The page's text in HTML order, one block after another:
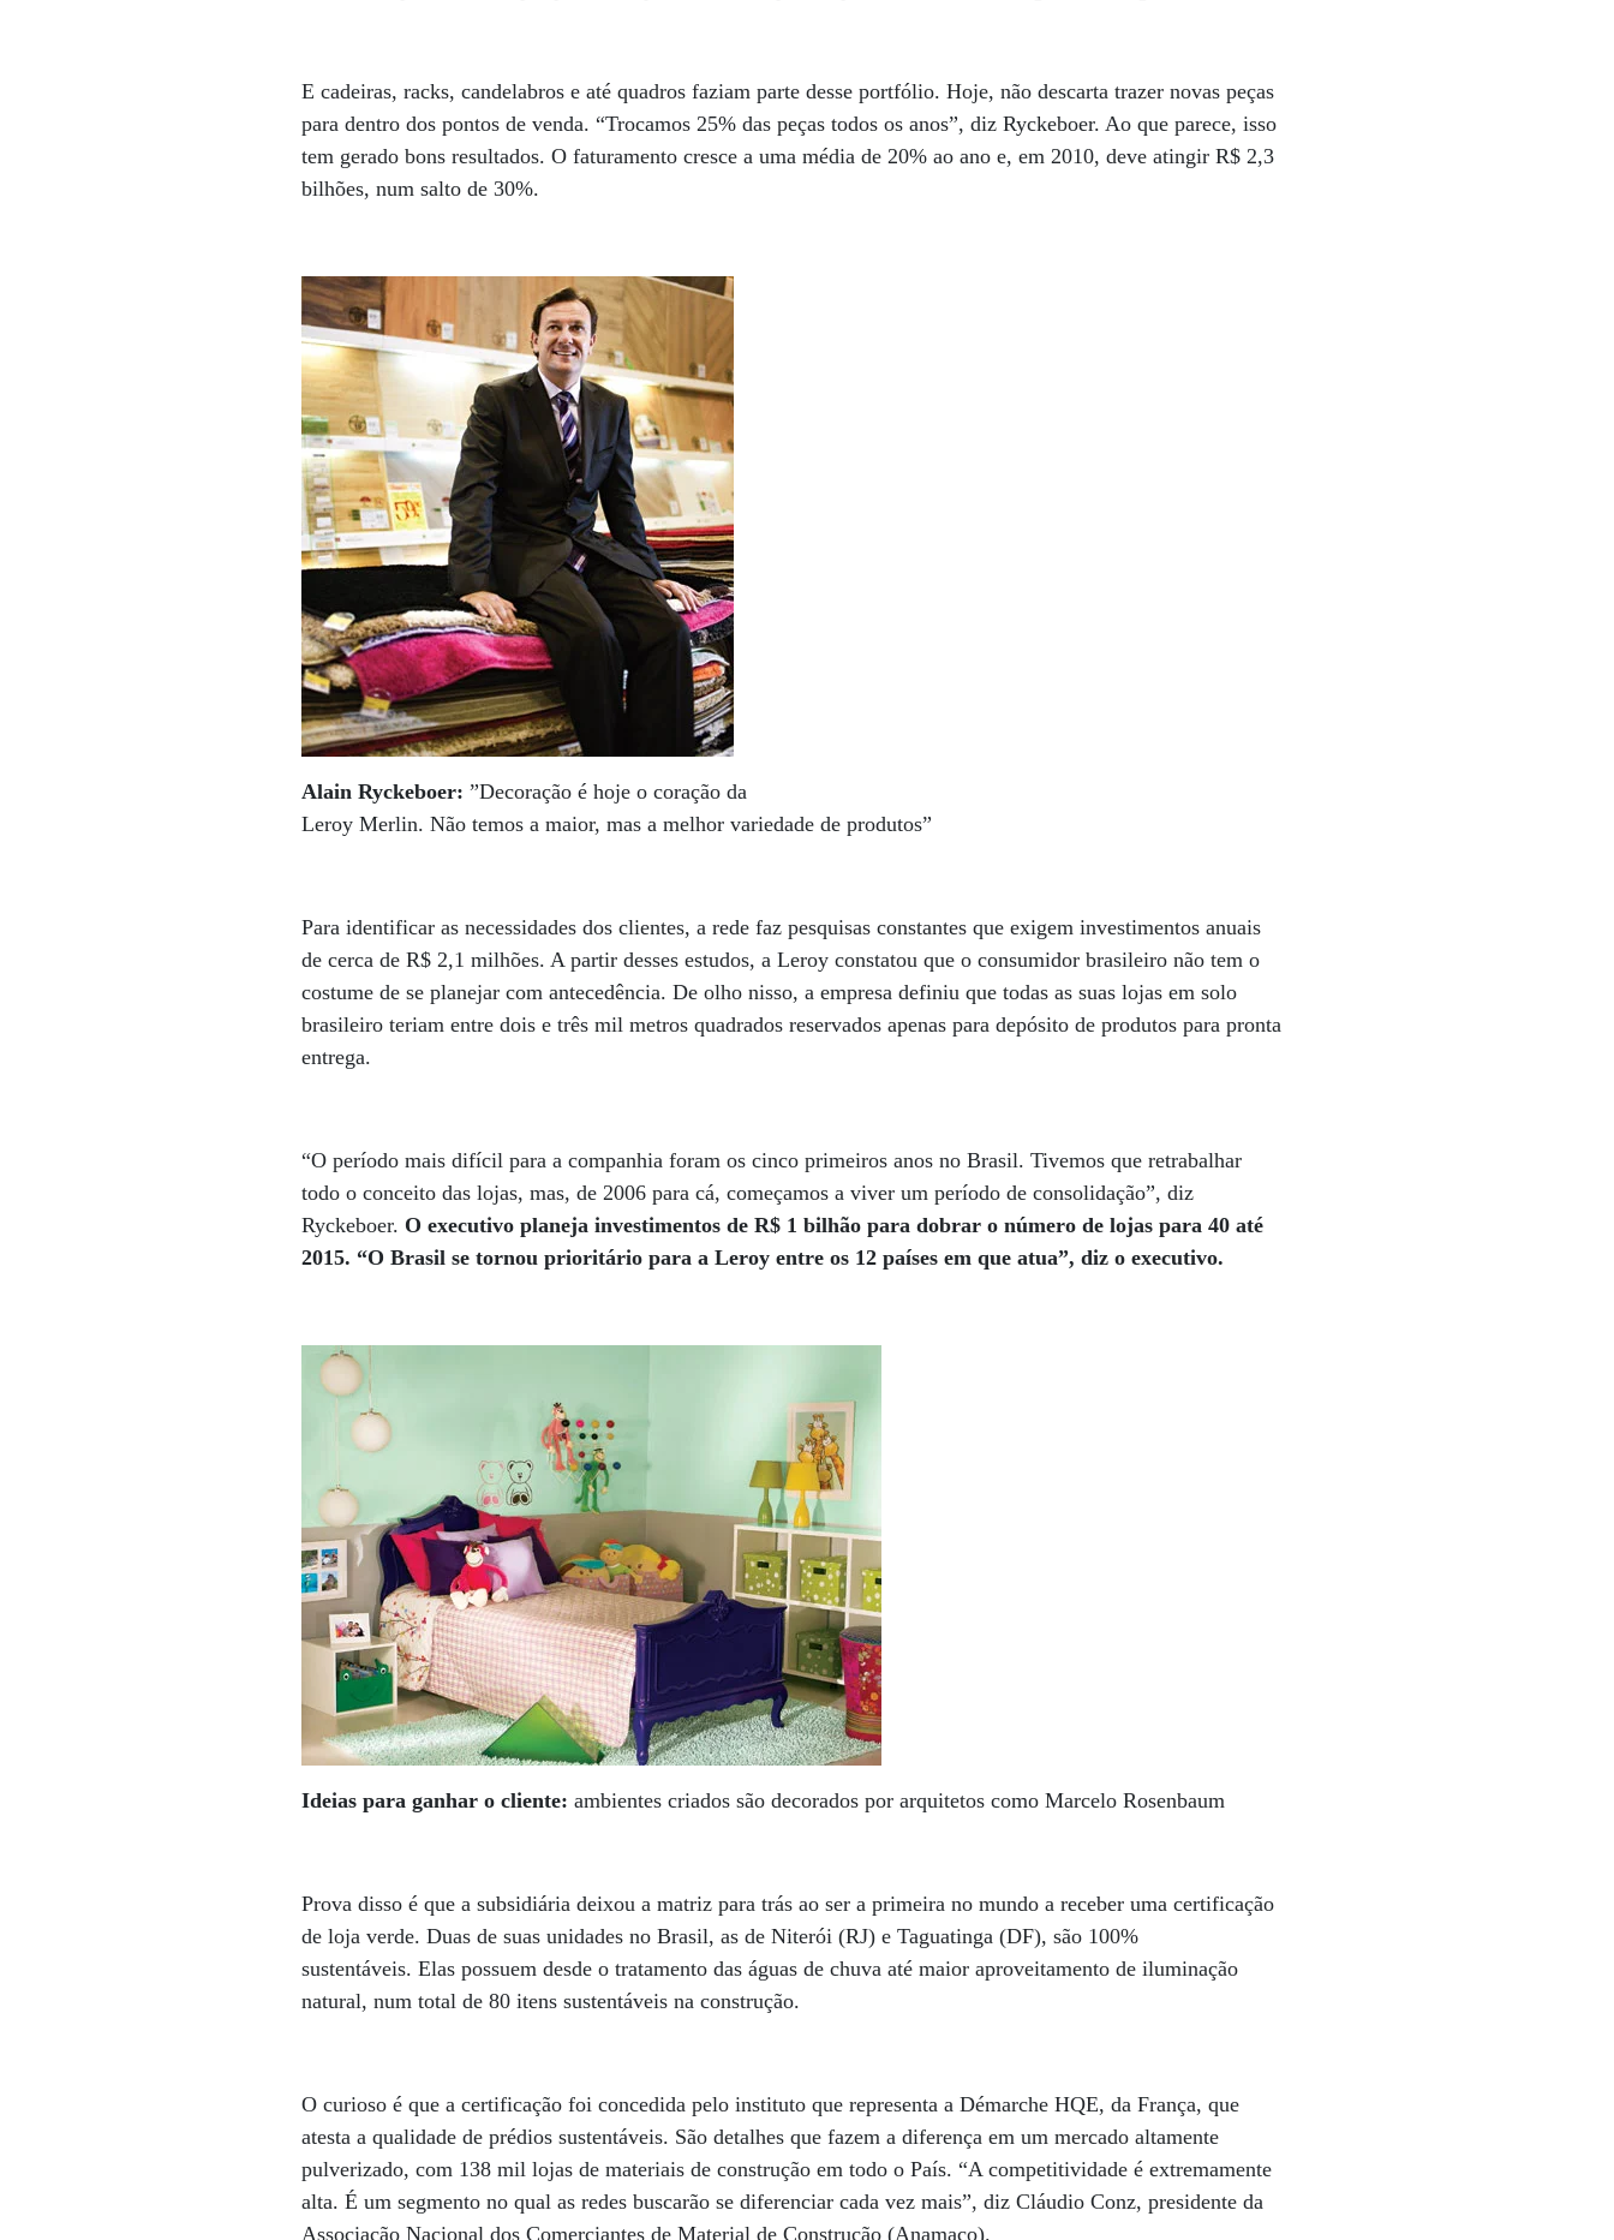
E cadeiras, racks, candelabros e até quadros faziam parte desse portfólio. Hoje, não descarta trazer novas peças
para dentro dos pontos de venda. “Trocamos 25% das peças todos os anos”, diz Ryckeboer. Ao que parece, isso
tem gerado bons resultados. O faturamento cresce a uma média de 20% ao ano e, em 2010, deve atingir R$ 2,3
bilhões, num salto de 30%.
Alain Ryckeboer: ”Decoração é hoje o coração da
Leroy Merlin. Não temos a maior, mas a melhor variedade de produtos”
Para identificar as necessidades dos clientes, a rede faz pesquisas constantes que exigem investimentos anuais
de cerca de R$ 2,1 milhões. A partir desses estudos, a Leroy constatou que o consumidor brasileiro não tem o
costume de se planejar com antecedência. De olho nisso, a empresa definiu que todas as suas lojas em solo
brasileiro teriam entre dois e três mil metros quadrados reservados apenas para depósito de produtos para pronta
entrega.
“O período mais difícil para a companhia foram os cinco primeiros anos no Brasil. Tivemos que retrabalhar
todo o conceito das lojas, mas, de 2006 para cá, começamos a viver um período de consolidação”, diz
Ryckeboer. O executivo planeja investimentos de R$ 1 bilhão para dobrar o número de lojas para 40 até
2015. “O Brasil se tornou prioritário para a Leroy entre os 12 países em que atua”, diz o executivo.
Ideias para ganhar o cliente:ambientes criados são decorados por arquitetos como Marcelo Rosenbaum
Prova disso é que a subsidiária deixou a matriz para trás ao ser a primeira no mundo a receber uma certificação
de loja verde. Duas de suas unidades no Brasil, as de Niterói (RJ) e Taguatinga (DF), são 100%
sustentáveis. Elas possuem desde o tratamento das águas de chuva até maior aproveitamento de iluminação
natural, num total de 80 itens sustentáveis na construção.
O curioso é que a certificação foi concedida pelo instituto que representa a Démarche HQE, da França, que
atesta a qualidade de prédios sustentáveis. São detalhes que fazem a diferença em um mercado altamente
pulverizado, com 138 mil lojas de materiais de construção em todo o País. “A competitividade é extremamente
alta. É um segmento no qual as redes buscarão se diferenciar cada vez mais”, diz Cláudio Conz, presidente da
Associação Nacional dos Comerciantes de Material de Construção (Anamaco).